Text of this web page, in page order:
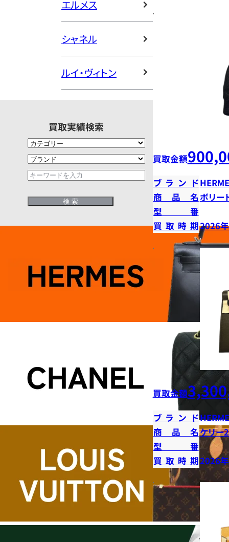
エルメス
シャネル
ルイ・ヴィトン
買取実績検索
買取金額
ブランド
商品名ボリー
型番
買取時期2026
買取金額
ブランド
商品名ケリー
型番
買取時期2026